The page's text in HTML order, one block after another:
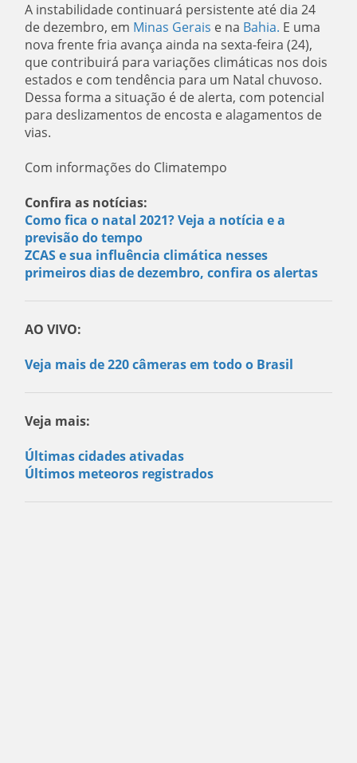
A instabilidade continuará persistente até dia 24
de dezembro, em Minas Gerais e na Bahia. E uma
nova frente fria avança ainda na sexta-feira (24),
que contribuirá para variações climáticas nos dois
estados e com tendência para um Natal chuvoso.
Dessa forma a situação é de alerta, com potencial
para deslizamentos de encosta e alagamentos de
vias.
Com informações do Climatempo
Confira as notícias:
Como fica o natal 2021? Veja a notícia e a
previsão do tempo
ZCAS e sua influência climática nesses
primeiros dias de dezembro, confira os alertas
AO VIVO:
Veja mais de 220 câmeras em todo o Brasil
Veja mais:
Últimas cidades ativadas
Últimos meteoros registrados